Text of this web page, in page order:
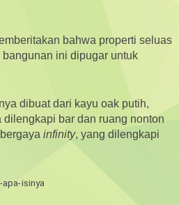
bahwa properti seluas
ini dipugar untuk
dibuat dari kayu oak putih,
bar dan ruang nonton
infinity, yang dilengkapi
isinya